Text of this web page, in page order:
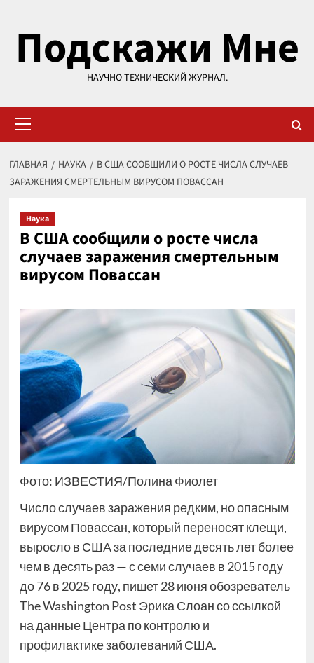
содержимому
Подскажи Мне
НАУЧНО-ТЕХНИЧЕСКИЙ ЖУРНАЛ.
меню
ГЛАВНАЯ НАУКА
В США СООБЩИЛИ О РОСТЕ ЧИСЛА СЛУЧАЕВ
ЗАРАЖЕНИЯ СМЕРТЕЛЬНЫМ ВИРУСОМ ПОВАССАН
Наука
В США сообщили о росте числа
случаев заражения смертельным
вирусом Повассан
Фото: ИЗВЕСТИЯ/Полина Фиолет
Число случаев заражения редким, но опасным
вирусом Повассан, который переносят клещи,
выросло в США за последние десять лет более
чем в десять раз — с семи случаев в 2015 году
до 76 в 2025 году, пишет 28 июня обозреватель
The Washington Post Эрика Слоан со ссылкой
на данные Центра по контролю и
профилактике заболеваний США.